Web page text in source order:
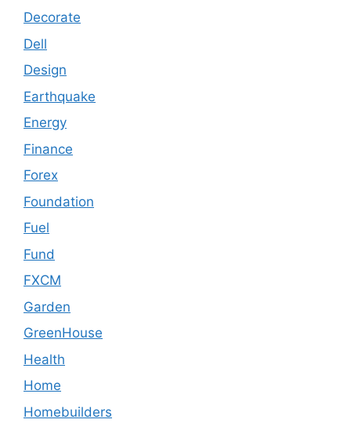
Decorate
Dell
Design
Earthquake
Energy
Finance
Forex
Foundation
Fuel
Fund
FXCM
Garden
GreenHouse
Health
Home
Homebuilders